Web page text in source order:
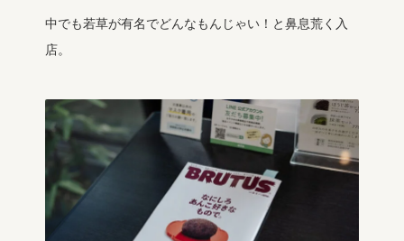
中でも若草が有名でどんなもんじゃい！と鼻息荒く入
店。